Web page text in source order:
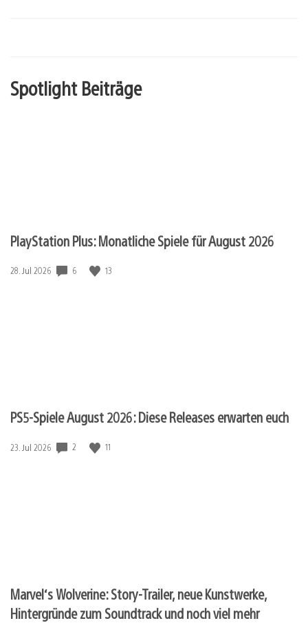
Spotlight Beiträge
PlayStation Plus: Monatliche Spiele für August 2026
Veröffentlichungsdatum:
28. Jul 2026 6 13
PS5-Spiele August 2026: Diese Releases erwarten euch
Veröffentlichungsdatum:
23. Jul 2026 2 11
Marvel‘s Wolverine: Story-Trailer, neue Kunstwerke,
Hintergründe zum Soundtrack und noch viel mehr